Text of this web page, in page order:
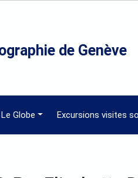
de Genève
Le Globe Excursions visites